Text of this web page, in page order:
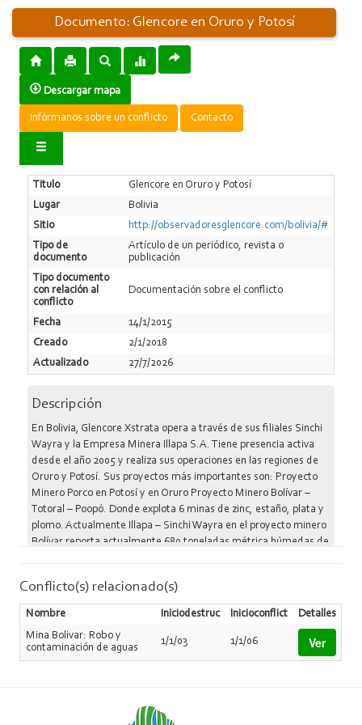
Documento: Glencore en Oruro y Potosí
Descargar mapa
Infórmanos sobre un conflicto Contacto
Titulo
Glencore en Oruro y Potosí
Lugar
Bolivia
Sitio
http://observadoresglencore.com/bolivia/#
Tipo de
documento
Artí­culo de un periódico, revista o
publicación
Tipo documento
con relación al
conflicto
Documentación sobre el conflicto
Fecha
14/1/2015
Creado
2/1/2018
Actualizado
27/7/2026
Descripción
En Bolivia, Glencore Xstrata opera a través de sus filiales Sinchi
Wayra y la Empresa Minera Illapa S.A. Tiene presencia activa
desde el año 2005 y realiza sus operaciones en las regiones de
Oruro y Potosí. Sus proyectos más importantes son: Proyecto
Minero Porco en Potosí y en Oruro Proyecto Minero Bolívar –
Totoral – Poopó. Donde explota 6 minas de zinc, estaño, plata y
plomo. Actualmente Illapa – Sinchi Wayra en el proyecto minero
Bolívar reporta actualmente 680 toneladas métrica húmedas de
500 mil toneladas. Así mismo las proyecciones de las
exportaciones de concentrados de ambos minerales sumarán
Conflicto(s) relacionado(s)
Nombre Iniciodestruc Inicioconflict
Detalles
Mina Bolivar: Robo y
contaminación de aguas
1/1/03 1/1/06 Ver